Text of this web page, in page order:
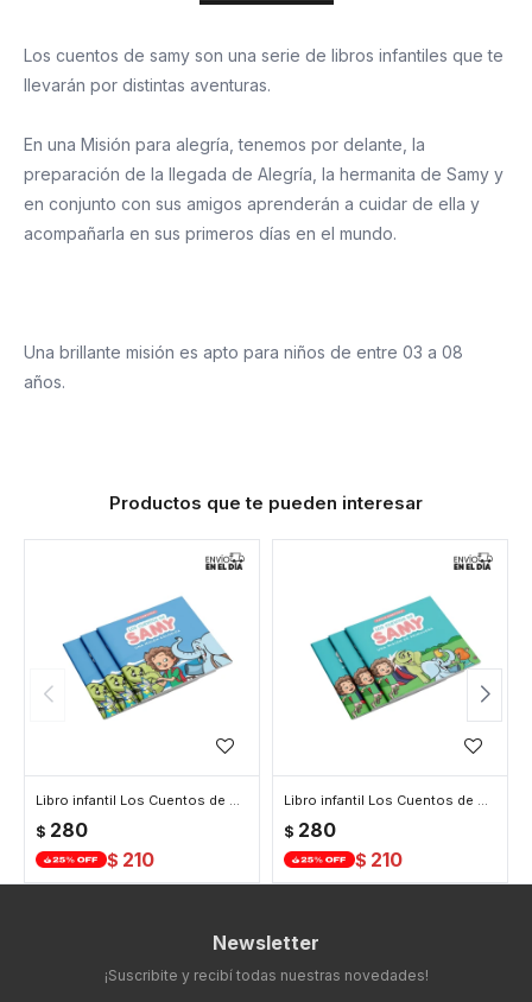
Los cuentos de samy son una serie de libros infantiles que te
llevarán por distintas aventuras.
En una Misión para alegría, tenemos por delante, la
preparación de la llegada de Alegría, la hermanita de Samy y
en conjunto con sus amigos aprenderán a cuidar de ella y
acompañarla en sus primeros días en el mundo.
Una brillante misión es apto para niños de entre 03 a 08
años.
Productos que te pueden interesar
Libro infantil Los Cuentos de Samy Una misión colorida
$ 280
$ 210
Libro infantil Los Cuentos de Samy Una misión de primavera
$ 280
$ 210
Newsletter
¡Suscribite y recibí todas nuestras novedades!